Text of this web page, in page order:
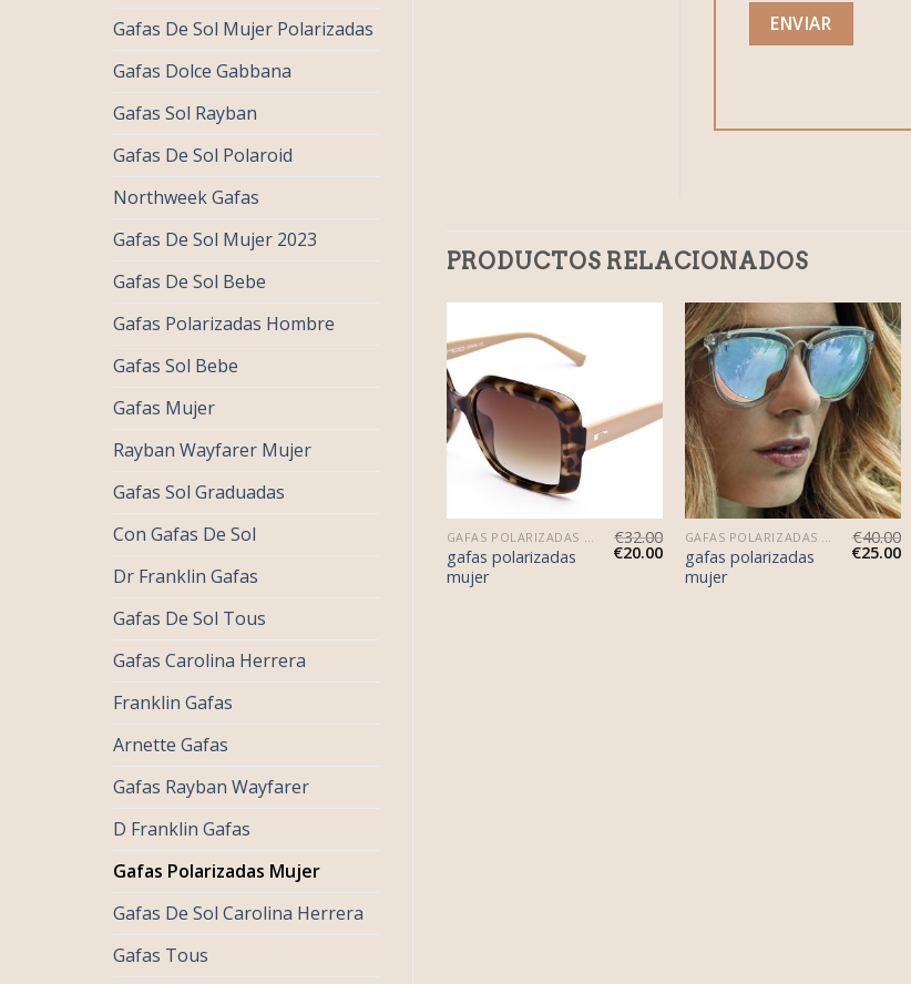
Gafas De Sol Mujer Polarizadas
Gafas Dolce Gabbana
Gafas Sol Rayban
Gafas De Sol Polaroid
Northweek Gafas
Gafas De Sol Mujer 2023
Gafas De Sol Bebe
Gafas Polarizadas Hombre
Gafas Sol Bebe
Gafas Mujer
Rayban Wayfarer Mujer
Gafas Sol Graduadas
Con Gafas De Sol
Dr Franklin Gafas
Gafas De Sol Tous
Gafas Carolina Herrera
Franklin Gafas
Arnette Gafas
Gafas Rayban Wayfarer
D Franklin Gafas
Gafas Polarizadas Mujer
Gafas De Sol Carolina Herrera
Gafas Tous
PRODUCTOS RELACIONADOS
gafas polarizadas
mujer
€32.00
€20.00
gafas polarizadas
mujer
€40.00
€25.00
GAFAS POLARIZADAS MUJER € 42.00
mujer